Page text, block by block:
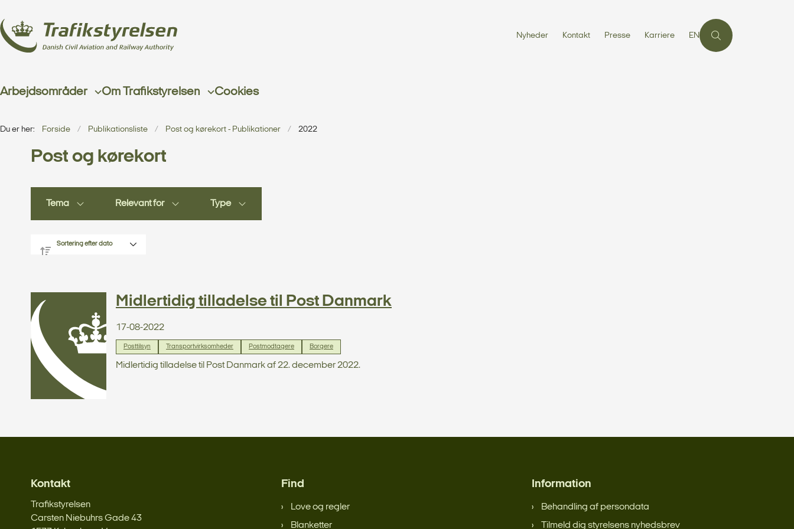
Nyheder Kontakt Presse Karriere EN
Arbejdsområder Om Trafikstyrelsen Cookies
Du er her: Forside Publikationsliste Post og kørekort - Publikationer 2022
Post og kørekort
Tema Relevant for Type
Midlertidig tilladelse til Post Danmark
17-08-2022
Posttilsyn Transportvirksomheder Postmodtagere Borgere
Midlertidig tilladelse til Post Danmark af 22. december 2022.
Kontakt
Trafikstyrelsen
Carsten Niebuhrs Gade 43
Find
Love og regler
Blanketter
Information
Behandling af persondata
Tilmeld dig styrelsens nyhedsbrev